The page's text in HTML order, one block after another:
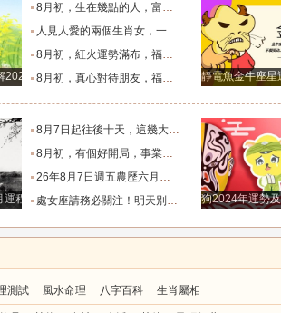
2024.12.23-12.29
8月初，生在幾點的人，富有才情，桃花旺盛，和氣生財過一生_天秤座_獅子座_關係
人見人愛的兩個生肖女，一生追求者最多，堪稱萬人迷！_智慧_啟示_都能
8月初，紅火運勢滿布，福氣源源不斷的四個星座，日子美滿_朋友_獅子座_雙子座
8月初，真心對待朋友，福氣不缺，事業和生意蒸蒸日上的四個星座_合作中_金牛座_雙子座
靜電魚金牛座星
運程解析
8月7日起往後十天，這幾大生肖財神安穩落座，聚財納福家底日漸變得厚實富足_池池_財運_時間
8月初，有個好開局，事業賺錢多，升職快，福氣指數高的4個星座_財運亨通_獅子座_天蠍座
26年8月7日週五農歷六月廿五十二生肖運勢及注意事項_工作_話說_生活
處女座請務必關注！明天別再自我委屈，趕走爛桃花和破財的陰霾！_宇宙_機會_方也會
狗2024年運勢
測試 風水命理 八字百科 生肖屬相